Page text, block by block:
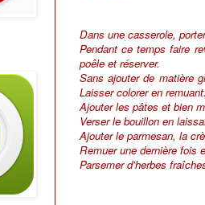
Dans une casserole,
Pendant ce temps faire
poêle et réserver.
Sans ajouter de matière
Laisser colorer en remuant.
Ajouter les pâtes et bien
Verser le bouillon en
Ajouter le parmesan, la
Remuer une dernière fois
Parsemer d'herbes